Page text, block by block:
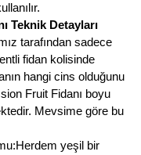
Teknik Detayları
tarafından sadece
fidan kolisinde
hangi cins olduğunu
Fruit Fidanı boyu
Mevsime göre bu
yeşil bir